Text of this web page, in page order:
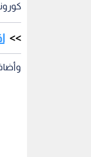
وأضاف التقرير أن 44 ألف شخص